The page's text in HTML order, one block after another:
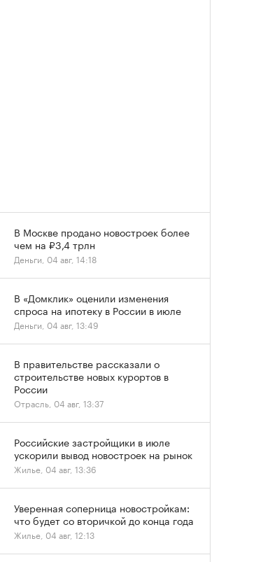
В Москве продано новостроек более
чем на ₽3,4 трлн
Деньги, 04 авг, 14:18
В «Домклик» оценили изменения
спроса на ипотеку в России в июле
Деньги, 04 авг, 13:49
В правительстве рассказали о
строительстве новых курортов в
России
Отрасль, 04 авг, 13:37
Российские застройщики в июле
ускорили вывод новостроек на рынок
Жилье, 04 авг, 13:36
Уверенная соперница новостройкам:
что будет со вторичкой до конца года
Жилье, 04 авг, 12:13